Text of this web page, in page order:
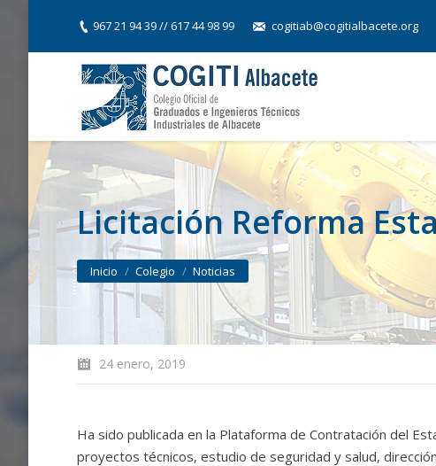
967 21 94 39 // 617 44 98 99 cogitiab@cogitialbacete.org
Licitación Reforma
You are here:
Inicio Colegio Noticias
24 enero, 2019
Ha sido publicada en la Plataforma de Contratación del
proyectos técnicos, estudio de seguridad y salud,